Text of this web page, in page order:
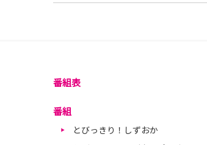
番組表
番組
とびっきり！しずおか